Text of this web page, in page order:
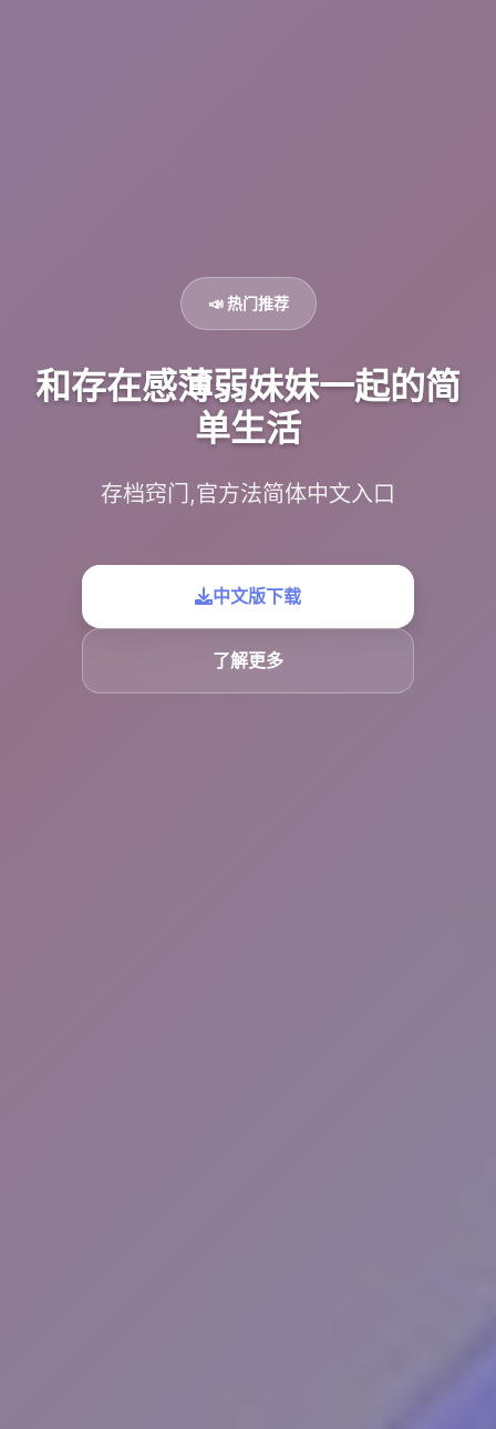
📣 热门推荐
和存在感薄弱妹妹一起的简
单生活
存档窍门,官方法简体中文入口
中文版下载
了解更多